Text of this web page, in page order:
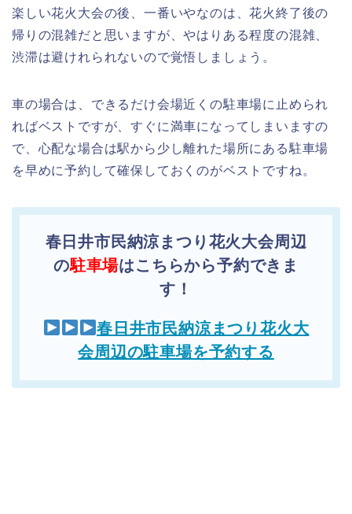
楽しい花火大会の後、一番いやなのは、花火終了後の
帰りの混雑だと思いますが、やはりある程度の混雑、
渋滞は避けれられないので覚悟しましょう。
車の場合は、できるだけ会場近くの駐車場に止められ
ればベストですが、すぐに満車になってしまいますの
で、心配な場合は駅から少し離れた場所にある駐車場
を早めに予約して確保しておくのがベストですね。
春日井市民納涼まつり花火大会周辺
の駐車場はこちらから予約できま
す！
春日井市民納涼まつり花火大
会周辺の駐車場を予約する